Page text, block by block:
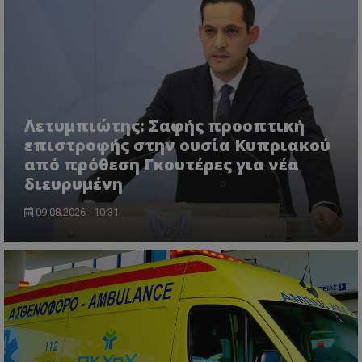
Λετυμπιώτης: Σαφής προοπτική
επιστροφής στην ουσία Κυπριακού
από πρόθεση Γκουτέρες για νέα
διευρυμένη
09.08.2026 - 10:31
VISITOR_PRIVACY_METADATA
YouTube
.youtube.com